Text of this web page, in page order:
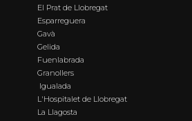
El Prat de Llobregat
Esparreguera
Gavà
Gelida
Fuenlabrada
Granollers
Igualada
L'Hospitalet de Llobregat
La Llagosta